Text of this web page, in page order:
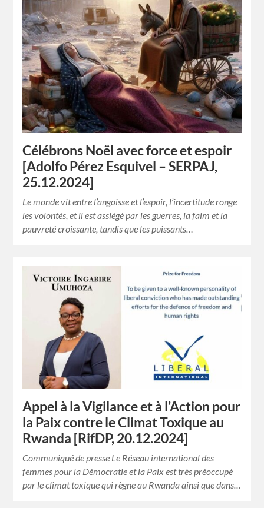
Célébrons Noël avec force et espoir
[Adolfo Pérez Esquivel – SERPAJ,
25.12.2024]
Le monde vit entre l’angoisse et l’espoir, l’incertitude ronge
les volontés, et il est assiégé par les guerres, la faim et la
pauvreté croissante, tandis que les puissants…
Appel à la Vigilance et à l’Action pour
la Paix contre le Climat Toxique au
Rwanda [RifDP, 20.12.2024]
Communiqué de presse Le Réseau international des
femmes pour la Démocratie et la Paix est très préoccupé
par le climat toxique qui règne au Rwanda ainsi que dans…